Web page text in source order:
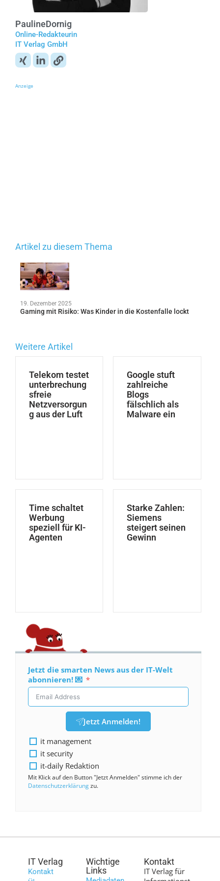
PaulineDornig
Online-Redakteurin
IT Verlag GmbH
Anzeige
Artikel zu diesem Thema
19. Dezember 2025
Gaming mit Risiko: Was Kinder in die Kostenfalle lockt
Weitere Artikel
Telekom testet
unterbrechung
sfreie
Netzversorgun
g aus der Luft
Google stuft
zahlreiche
Blogs
fälschlich als
Malware ein
Time schaltet
Werbung
speziell für KI-
Agenten
Starke Zahlen:
Siemens
steigert seinen
Gewinn
Jetzt die smarten News aus der IT-Welt
abonnieren! 💌
Jetzt Anmelden!
it management
it security
it-daily Redaktion
Mit Klick auf den Button "Jetzt Anmelden" stimme ich der
Datenschutzerklärungzu.
IT Verlag
Kontakt
Wichtige
Links
Kontakt
IT Verlag für